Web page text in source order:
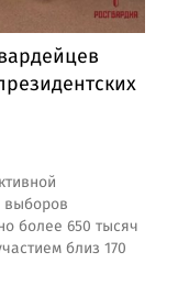
выборов
более 650 тысяч
близ 170